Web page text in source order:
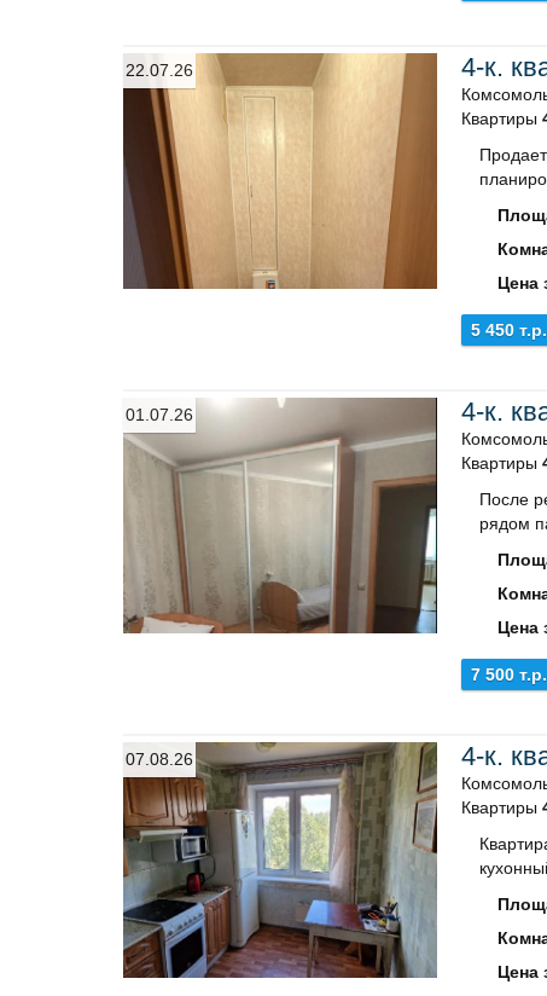
22.07.26 4-к.
Квартиры
Цена
5 450 т.р.
01.07.26 4-к.
Квартиры
После
рядом
Цена
7 500 т.р.
07.08.26 4-к.
Квартиры
Цена